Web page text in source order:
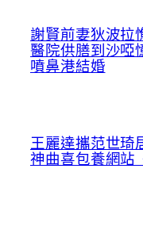
謝賢前妻狄波拉
醫院供膳到沙啞
噴鼻港結婚
王麗達攜范世琦
神曲喜包養網站